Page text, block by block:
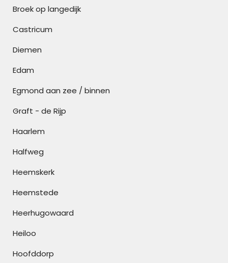
Broek op langedijk
Castricum
Diemen
Edam
Egmond aan zee / binnen
Graft - de Rijp
Haarlem
Halfweg
Heemskerk
Heemstede
Heerhugowaard
Heiloo
Hoofddorp